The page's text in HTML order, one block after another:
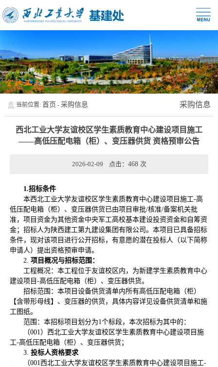
当前位置: 首页 - 采购信息 采购信息
西北工业大学友谊校区学生素质教育中心建设项目施工
——高低压配电箱（柜）、变压器供货 资格预审公告
2026-02-09 点击： 468 次
1.招标条件
本西北工业大学友谊校区学生素质教育中心建设项目施工-高
低压配电箱（柜）、变压器供货已由项目审批/核准/备案机关批
准，项目资金为其他资金中央军工高校基本建设投资资金和自筹资
金；招标人为陕西建工第九建设集团有限公司。本项目已具备招标
条件，现对该项目进行公开招标，有意愿的潜在投标人（以下简称
申请人）提出资格预审申请。
2. 项目概况与招标范围：
工程概况：本工程位于友谊校区内，为新建学生素质教育中心
建设项目-高低压配电箱（柜）、变压器供货。
招标范围：本项目设备供货清单内所有高低压配电箱（柜）
【含带形母线】、变压器的供货，具体内容详见设备供货清单和施
工图纸。
范围：本招标项目划分为1个标段，本次招标为其中的：
（001）西北工业大学友谊校区学生素质教育中心建设项目施
工-高低压配电箱（柜）、变压器供货；
3. 投标人资格要求
（001西北工业大学友谊校区学生素质教育中心建设项目施工-